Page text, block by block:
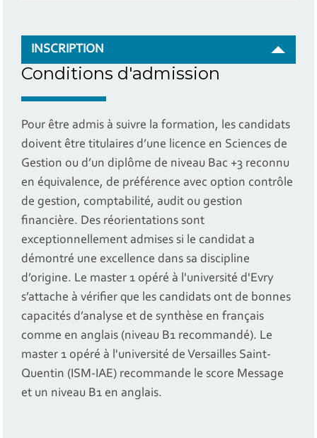
INSCRIPTION
Conditions d'admission
Pour être admis à suivre la formation, les candidats
doivent être titulaires d’une licence en Sciences de
Gestion ou d’un diplôme de niveau Bac +3 reconnu
en équivalence, de préférence avec option contrôle
de gestion, comptabilité, audit ou gestion
financière. Des réorientations sont
exceptionnellement admises si le candidat a
démontré une excellence dans sa discipline
d’origine. Le master 1 opéré à l'université d'Evry
s’attache à vérifier que les candidats ont de bonnes
capacités d’analyse et de synthèse en français
comme en anglais (niveau B1 recommandé). Le
master 1 opéré à l'université de Versailles Saint-
Quentin (ISM-IAE) recommande le score Message
et un niveau B1 en anglais.